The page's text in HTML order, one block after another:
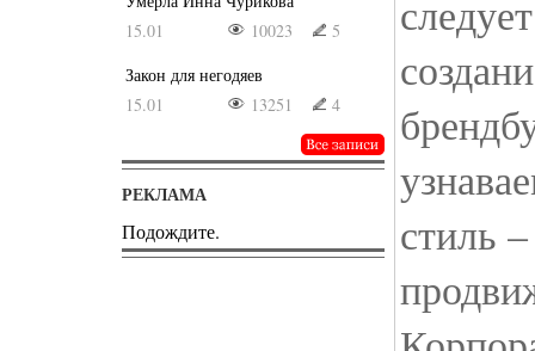
15.01
10023
5
Закон для негодяев
15.01
13251 4
РЕКЛАМА
Подождите.
стиль